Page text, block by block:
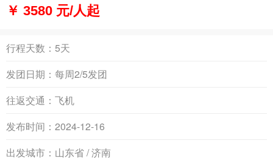
￥ 3580 元/人起
行程天数： 5天
发团日期： 每周2/5发团
往返交通： 飞机
发布时间： 2024-12-16
出发城市： 山东省 / 济南